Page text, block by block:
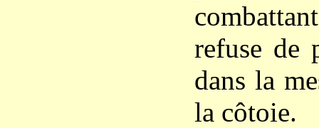
refuse de
dans la
la côtoie.